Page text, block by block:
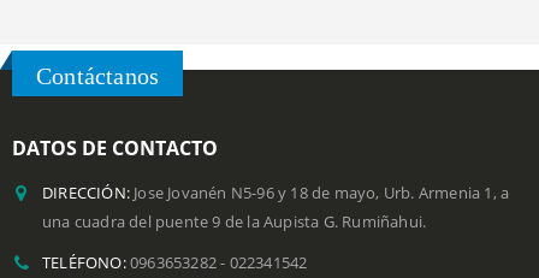
Contáctanos
DATOS DE CONTACTO
DIRECCIÓN: Jose Jovanén N5-96 y 18 de mayo, Urb. Armenia 1, a